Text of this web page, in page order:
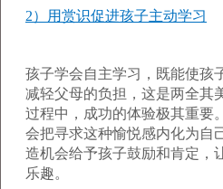
2）用赏识促进孩子主动学习
孩子学会自主学习，既能使孩
减轻父母的负担，这是两全其
过程中，成功的体验极其重要
会把寻求这种愉悦感内化为自
造机会给予孩子鼓励和肯定，
乐趣。